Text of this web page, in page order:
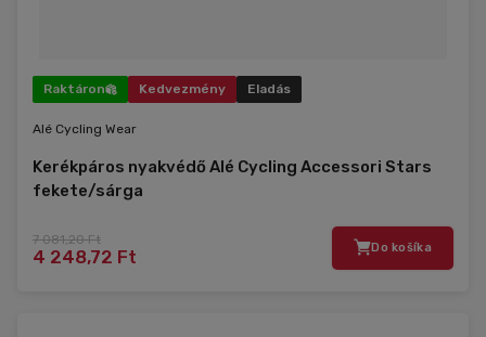
Raktáron Kedvezmény Eladás
Alé Cycling Wear
Kerékpáros nyakvédő Alé Cycling Accessori Stars
fekete/sárga
7 081,20 Ft
4 248,72 Ft Do košíka